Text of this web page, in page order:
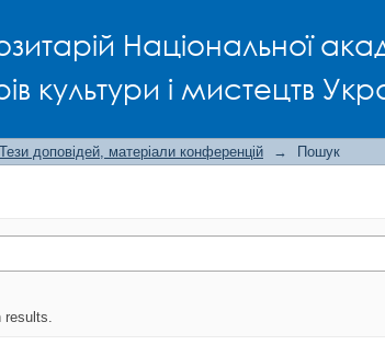
Національної
культури і мистецтв
Тези доповідей, матеріали конференцій → Пошук
results.